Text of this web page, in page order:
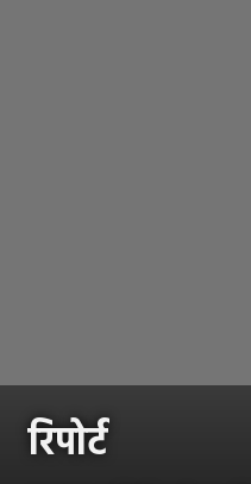
रिपोर्ट